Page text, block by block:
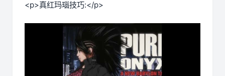
<p>真红玛瑙技巧:</p>